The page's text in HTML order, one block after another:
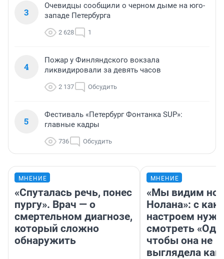
3
Очевидцы сообщили о черном дыме на юго-
западе Петербурга
2 628 1
4
Пожар у Финляндского вокзала
ликвидировали за девять часов
2 137 Обсудить
5
Фестиваль «Петербург Фонтанка SUP»:
главные кадры
736 Обсудить
МНЕНИЕ
«Спуталась речь, понес
пургу». Врач — о
смертельном диагнозе,
который сложно
обнаружить
МНЕНИЕ
«Мы видим
Нолана»: с
настроем
смотреть
чтобы она не
выглядела как